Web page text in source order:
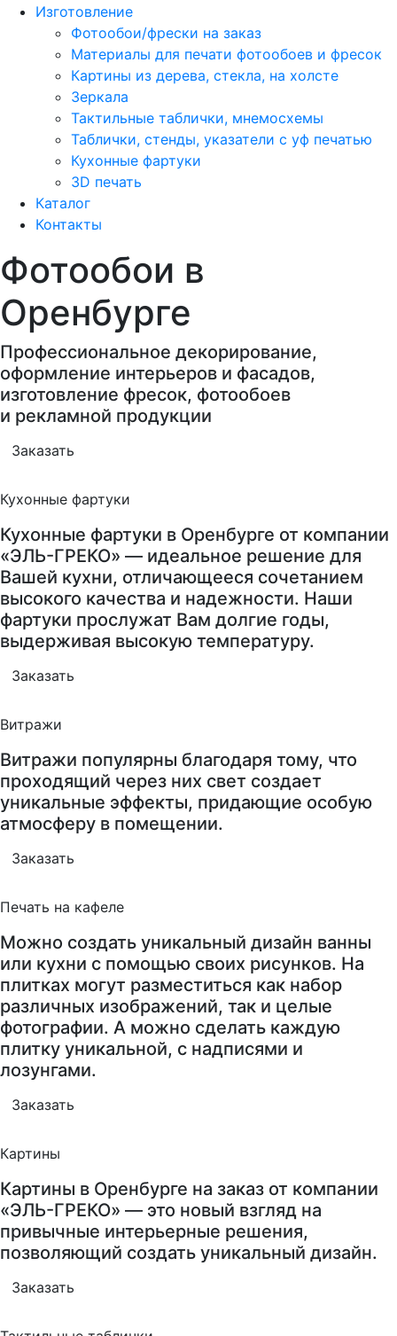
Изготовление
Фотообои/фрески на заказ
Материалы для печати фотообоев и фресок
Картины из дерева, стекла, на холсте
Зеркала
Тактильные таблички, мнемосхемы
Таблички, стенды, указатели с уф печатью
Кухонные фартуки
3D печать
Каталог
Контакты
Фотообои в
Оренбурге
Профессиональное декорирование,
оформление интерьеров и фасадов,
изготовление фресок, фотообоев
и рекламной продукции
Заказать
Кухонные фартуки
Кухонные фартуки в Оренбурге от компании
«ЭЛЬ-ГРЕКО» — идеальное решение для
Вашей кухни, отличающееся сочетанием
высокого качества и надежности. Наши
фартуки прослужат Вам долгие годы,
выдерживая высокую температуру.
Заказать
Витражи
Витражи популярны благодаря тому, что
проходящий через них свет создает
уникальные эффекты, придающие особую
атмосферу в помещении.
Заказать
Печать на кафеле
Можно создать уникальный дизайн ванны
или кухни с помощью своих рисунков. На
плитках могут разместиться как набор
различных изображений, так и целые
фотографии. А можно сделать каждую
плитку уникальной, с надписями и
лозунгами.
Заказать
Картины
Картины в Оренбурге на заказ от компании
«ЭЛЬ-ГРЕКО» — это новый взгляд на
привычные интерьерные решения,
позволяющий создать уникальный дизайн.
Заказать